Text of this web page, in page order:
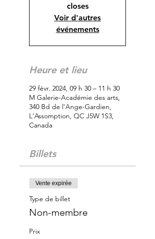
closes
Voir d'autres
événements
Heure et lieu
29 févr. 2024, 09 h 30 – 11 h 30
M Galerie-Académie des arts,
340 Bd de l'Ange-Gardien,
L'Assomption, QC J5W 1S3,
Canada
Billets
Vente expirée
Type de billet
Non-membre
Prix